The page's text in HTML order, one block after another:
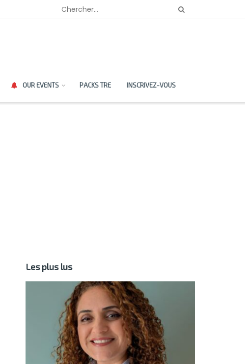
OUR EVENTS PACKS TRE INSCRIVEZ-VOUS
Les plus lus